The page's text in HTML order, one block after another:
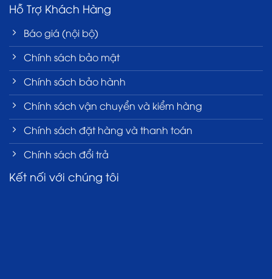
Hỗ Trợ Khách Hàng
Báo giá (nội bộ)
Chính sách bảo mật
Chính sách bảo hành
Chính sách vận chuyển và kiểm hàng
Chính sách đặt hàng và thanh toán
Chính sách đổi trả
Kết nối với chúng tôi